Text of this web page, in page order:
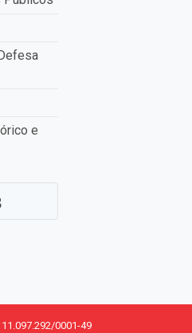
e
11.097.292/0001-49